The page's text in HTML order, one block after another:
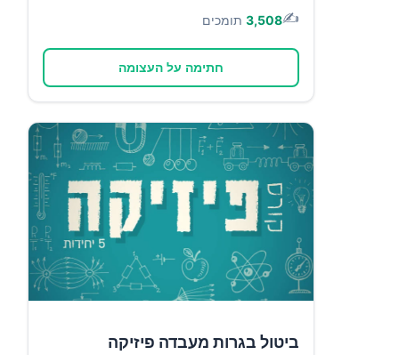
✍️
3,508 תומכים
חתימה על העצומה
ביטול בגרות מעבדה פיזיקה